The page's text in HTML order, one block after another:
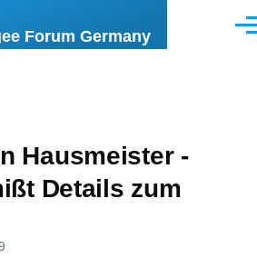
Forum Germany
Hausmeister -
Details zum